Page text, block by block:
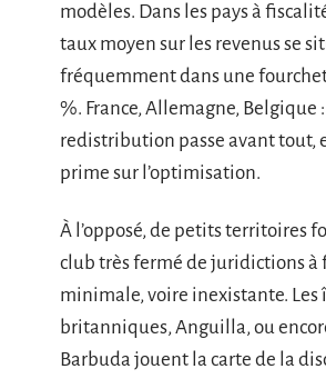
modèles. Dans les pays à
taux moyen sur les revenus se
fréquemment dans une
%. France, Allemagne, Belgique
redistribution passe avant tout,
prime sur l’optimisation.
À l’opposé, de petits territoires
club très fermé de juridictions à
minimale, voire inexistante. Les
britanniques, Anguilla, ou
Barbuda jouent la carte de la